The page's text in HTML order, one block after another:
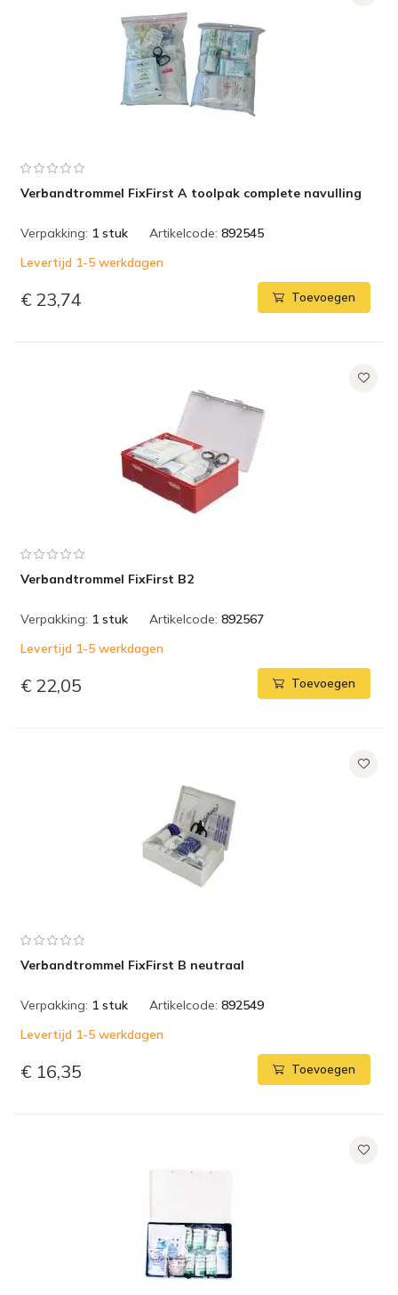
Verbandtrommel FixFirst A toolpak complete navulling
Verpakking: 1 stuk Artikelcode: 892545
Levertijd 1-5 werkdagen
€ 23,74 Toevoegen
Verbandtrommel FixFirst B2
Verpakking: 1 stuk Artikelcode: 892567
Levertijd 1-5 werkdagen
€ 22,05 Toevoegen
Verbandtrommel FixFirst B neutraal
Verpakking: 1 stuk Artikelcode: 892549
Levertijd 1-5 werkdagen
€ 16,35 Toevoegen